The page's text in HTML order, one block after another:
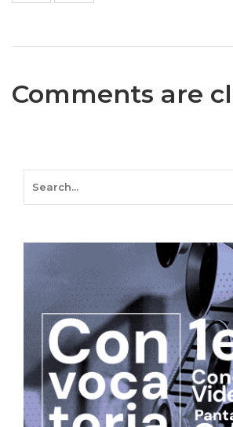
Comments are